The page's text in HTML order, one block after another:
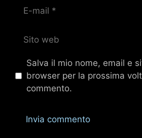
mail
web
Salva il mio nome, email e
browser per la prossima
commento.